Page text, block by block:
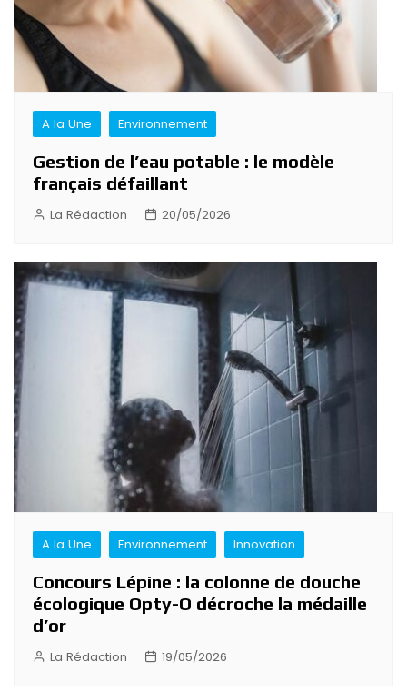
A la Une Environnement
Gestion de l’eau potable : le modèle
français défaillant
La Rédaction 20/05/2026
A la Une Environnement Innovation
Concours Lépine : la colonne de douche
écologique Opty-O décroche la médaille
d’or
La Rédaction 19/05/2026